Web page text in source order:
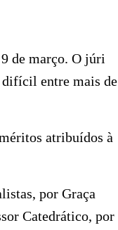
de março. O júri
difícil entre mais de
atribuídos à
por Graça
Catedrático, por